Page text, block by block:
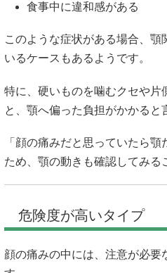
食事中に違和感がある
このような症状がある場合、顎
いるケースもあるようです。
特に、硬いものを噛むクセや片
と、顎へ偏った負担がかかると
「顔の痛みだと思っていたら
ため、顎の動きも確認してみる
危険度が高いタイプ
顔の痛みの中には、注意が必要